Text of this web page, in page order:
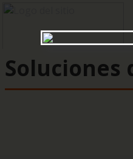
Soluciones